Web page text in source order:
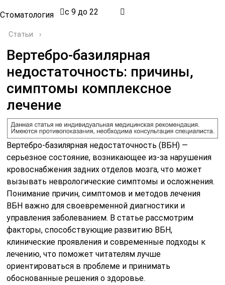
Стоматология с 9 до 22
Статьи ›
Вертебро-базилярная
недостаточность: причины,
симптомы комплексное
лечение
Вертебро-базилярная недостаточность (ВБН) —
серьезное состояние, возникающее из-за нарушения
кровоснабжения задних отделов мозга, что может
вызывать неврологические симптомы и осложнения.
Понимание причин, симптомов и методов лечения
ВБН важно для своевременной диагностики и
управления заболеванием. В статье рассмотрим
факторы, способствующие развитию ВБН,
клинические проявления и современные подходы к
лечению, что поможет читателям лучше
ориентироваться в проблеме и принимать
обоснованные решения о здоровье.